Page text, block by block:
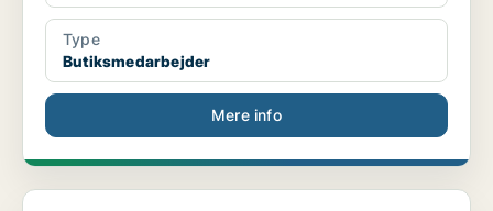
Type
Butiksmedarbejder
Mere info
Servicemedarbejder - 15-17 år, deltid